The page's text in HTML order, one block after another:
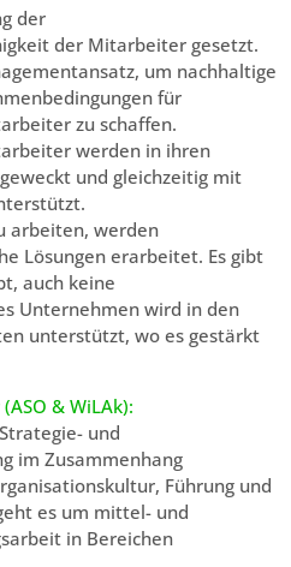
der
der Mitarbeiter gesetzt.
um nachhaltige
für
zu schaffen.
werden in ihren
und gleichzeitig mit
arbeiten, werden
Lösungen erarbeitet. Es gibt
auch keine
Unternehmen wird in den
unterstützt, wo es gestärkt
& WiLAk):
und
im Zusammenhang
Führung und
es um mittel- und
in Bereichen